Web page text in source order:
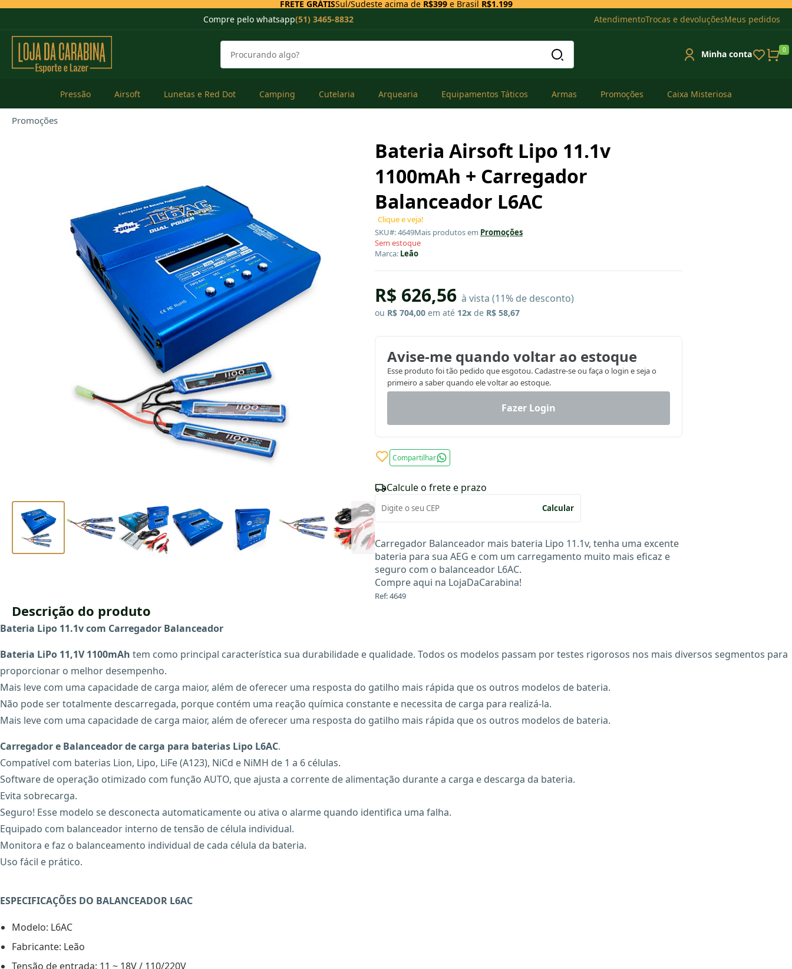
FRETE GRÁTISSul/Sudeste acima de R$399e Brasil R$1.199
Compre pelo whatsapp(51) 3465-8832 AtendimentoTrocas e devoluçõesMeus pedidos
Minha conta 0
Pressão Airsoft Lunetas e Red Dot Camping Cutelaria Arquearia Equipamentos Táticos Armas Promoções Caixa Misteriosa
Promoções
Bateria Airsoft Lipo 11.1v
1100mAh + Carregador
Balanceador L6AC
Clique e veja!
SKU#: 4649Mais produtos em Promoções
Sem estoque
Marca: Leão
R$ 626,56 à vista (11% de desconto)
ou R$ 704,00 em até 12x de R$ 58,67
Avise-me quando voltar ao estoque
Esse produto foi tão pedido que esgotou. Cadastre-se ou faça o login e seja o
primeiro a saber quando ele voltar ao estoque.
Fazer Login
Compartilhar
Calcule o frete e prazo
Calcular
Carregador Balanceador mais bateria Lipo 11.1v, tenha uma excente
bateria para sua AEG e com um carregamento muito mais eficaz e
seguro com o balanceador L6AC.
Compre aqui na LojaDaCarabina!
Ref: 4649
Descrição do produto
Bateria Lipo 11.1v com Carregador Balanceador
Bateria LiPo 11,1V 1100mAh tem como principal característica sua durabilidade e qualidade. Todos os modelos passam por testes rigorosos nos mais diversos segmentos para
proporcionar o melhor desempenho.
Mais leve com uma capacidade de carga maior, além de oferecer uma resposta do gatilho mais rápida que os outros modelos de bateria.
Não pode ser totalmente descarregada, porque contém uma reação química constante e necessita de carga para realizá-la.
Mais leve com uma capacidade de carga maior, além de oferecer uma resposta do gatilho mais rápida que os outros modelos de bateria.
Carregador e Balanceador de carga para baterias Lipo L6AC.
Compatível com baterias Lion, Lipo, LiFe (A123), NiCd e NiMH de 1 a 6 células.
Software de operação otimizado com função AUTO, que ajusta a corrente de alimentação durante a carga e descarga da bateria.
Evita sobrecarga.
Seguro! Esse modelo se desconecta automaticamente ou ativa o alarme quando identifica uma falha.
Equipado com balanceador interno de tensão de célula individual.
Monitora e faz o balanceamento individual de cada célula da bateria.
Uso fácil e prático.
ESPECIFICAÇÕES DO BALANCEADOR L6AC
Modelo: L6AC
Fabricante: Leão
Tensão de entrada: 11 ~ 18V / 110/220V